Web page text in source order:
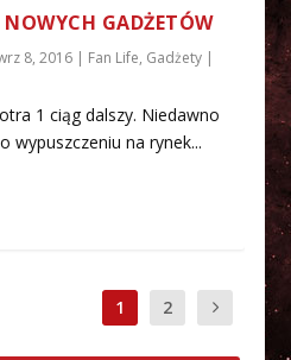
NOWYCH GADŻETÓW
8, 2016| Fan Life, Gadżety|
1 ciąg dalszy. Niedawno
wypuszczeniu na rynek...
1 2